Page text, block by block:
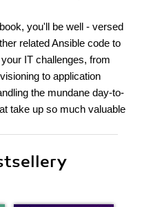
you'll be well - versed
related Ansible code to
IT challenges, from
to application
the mundane day-to-
take up so much valuable